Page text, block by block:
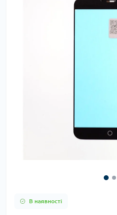
В наявності